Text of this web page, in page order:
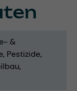
&
Pestizide